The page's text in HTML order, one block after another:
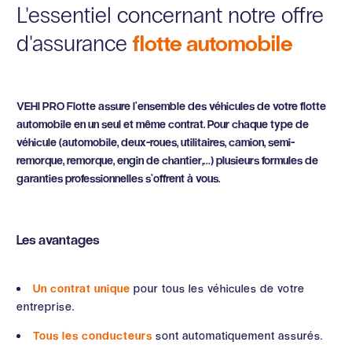
L'essentiel concernant notre offre
d'assuranceflotte automobile
VEHI PRO Flotte assure l’ensemble des véhicules de votre flotte
automobile en un seul et même contrat. Pour chaque type de
véhicule (automobile, deux-roues, utilitaires, camion, semi-
remorque, remorque, engin de chantier,…) plusieurs formules de
garanties professionnelles s’offrent à vous.
Les avantages
Un contrat unique pour tous les véhicules de votre
entreprise.
Tous les conducteurs sont automatiquement assurés.